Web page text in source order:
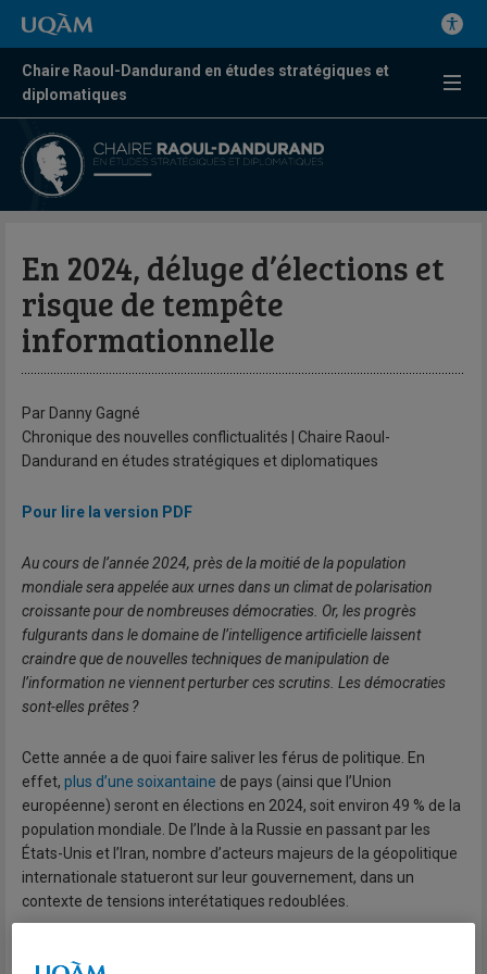
Chaire Raoul-Dandurand en études stratégiques et
diplomatiques
En 2024, déluge d’élections et
risque de tempête
informationnelle
Par Danny Gagné
Chronique des nouvelles conflictualités | Chaire Raoul-
Dandurand en études stratégiques et diplomatiques
Pour lire la version PDF
Au cours de l’année 2024, près de la moitié de la population
mondiale sera appelée aux urnes dans un climat de polarisation
croissante pour de nombreuses démocraties. Or, les progrès
fulgurants dans le domaine de l’intelligence artificielle laissent
craindre que de nouvelles techniques de manipulation de
l’information ne viennent perturber ces scrutins. Les démocraties
sont-elles prêtes ?
Cette année a de quoi faire saliver les férus de politique. En
effet, plus d’une soixantaine de pays (ainsi que l’Union
européenne) seront en élections en 2024, soit environ 49 % de la
population mondiale. De l’Inde à la Russie en passant par les
États-Unis et l’Iran, nombre d’acteurs majeurs de la géopolitique
internationale statueront sur leur gouvernement, dans un
contexte de tensions interétatiques redoublées.